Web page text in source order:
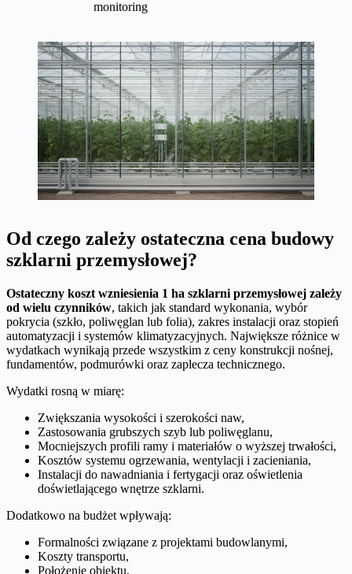
monitoring
Od czego zależy ostateczna cena budowy
szklarni przemysłowej?
Ostateczny koszt wzniesienia 1 ha szklarni przemysłowej zależy
od wielu czynników, takich jak standard wykonania, wybór
pokrycia (szkło, poliwęglan lub folia), zakres instalacji oraz stopień
automatyzacji i systemów klimatyzacyjnych. Największe różnice w
wydatkach wynikają przede wszystkim z ceny konstrukcji nośnej,
fundamentów, podmurówki oraz zaplecza technicznego.
Wydatki rosną w miarę:
Zwiększania wysokości i szerokości naw,
Zastosowania grubszych szyb lub poliwęglanu,
Mocniejszych profili ramy i materiałów o wyższej trwałości,
Kosztów systemu ogrzewania, wentylacji i zacieniania,
Instalacji do nawadniania i fertygacji oraz oświetlenia
doświetlającego wnętrze szklarni.
Dodatkowo na budżet wpływają:
Formalności związane z projektami budowlanymi,
Koszty transportu,
Położenie obiektu,